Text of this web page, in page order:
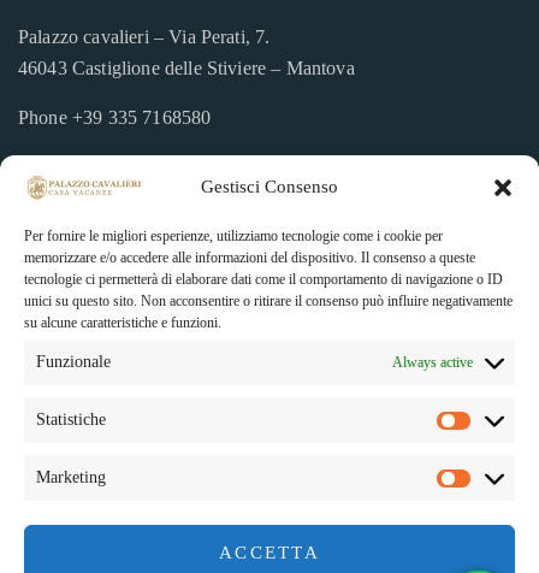
Gestisci Consenso
Per fornire le migliori esperienze, utilizziamo tecnologie come i cookie per
memorizzare e/o accedere alle informazioni del dispositivo. Il consenso a queste
tecnologie ci permetterà di elaborare dati come il comportamento di navigazione o ID
unici su questo sito. Non acconsentire o ritirare il consenso può influire negativamente
su alcune caratteristiche e funzioni.
Funzionale Always active
Statistiche
Marketing
ACCETTA
Palazzo cavalieri – Via Perati, 7.
46043 Castiglione delle Stiviere – Mantova
Phone +39 335 7168580
info@palazzocavalieri.it
For your booking
immediato. Riceverai istruzioni dal nostro staff dopo l’invio